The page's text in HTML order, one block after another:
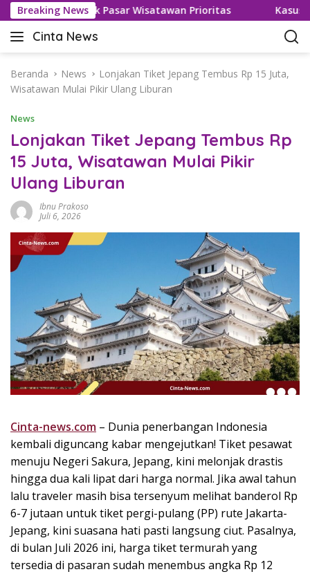
a
Breaking News
untuk Pasar Wisatawan Prioritas Kasus
Cinta News
C
n
t
N
e
w
s
–
a
a
r
k
i
n
i
,
P
n
u
I
n
s
p
i
r
a
Beranda News
Lonjakan Tiket Jepang Tembus Rp 15 Juta,
Wisatawan Mulai Pikir Ulang Liburan
News
Lonjakan Tiket Jepang Tembus Rp
15 Juta, Wisatawan Mulai Pikir
Ulang Liburan
Ibnu Prakoso
Juli 6, 2026
Cinta-news.com – Dunia penerbangan Indonesia
kembali diguncang kabar mengejutkan! Tiket pesawat
menuju Negeri Sakura, Jepang, kini melonjak drastis
hingga dua kali lipat dari harga normal. Jika awal tahun
lalu traveler masih bisa tersenyum melihat banderol Rp
6-7 jutaan untuk tiket pergi-pulang (PP) rute Jakarta-
Jepang, kini suasana hati pasti langsung ciut. Pasalnya,
di bulan Juli 2026 ini, harga tiket termurah yang
tersedia di pasaran sudah menembus angka Rp 12